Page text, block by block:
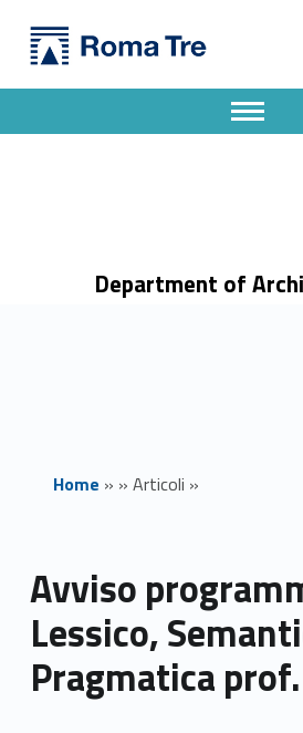
Avviso programma esame Lessico, Semantica e Pragmatica prof. Iacobini - Dipartimento di Architettura
Department of
Apri il menu
Header info sidebar
Home » » Articoli »
Avviso
Lessico,
Pragmatica